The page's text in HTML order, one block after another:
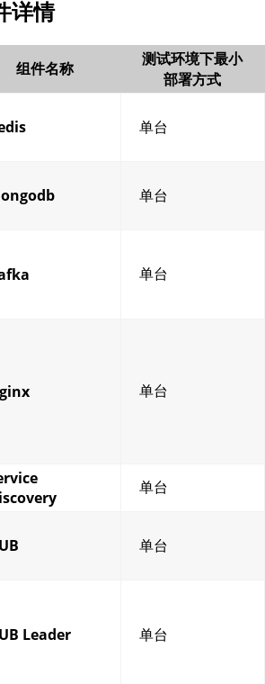
详情
组件名称
测试环境下最小
部署方式
单台
单台
单台
单台
单台
单台
Leader 单台